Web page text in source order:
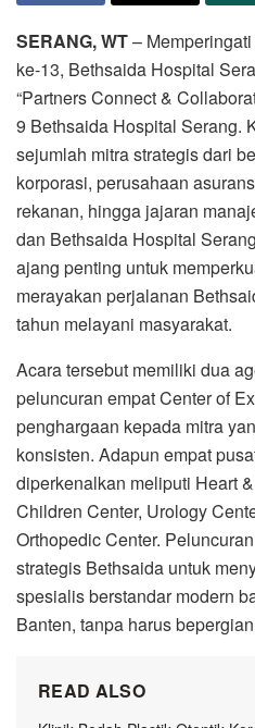
SERANG, WT–
ke-13, Bethsaida Hospital
“Partners Connect &
9 Bethsaida Hospital Serang.
sejumlah mitra strategis dari
korporasi, perusahaan
rekanan, hingga jajaran
dan Bethsaida Hospital
ajang penting untuk
merayakan perjalanan
tahun melayani masyarakat.
Acara tersebut memiliki dua
peluncuran empat Center of
penghargaan kepada mitra
konsisten. Adapun empat
diperkenalkan meliputi Heart
Children Center, Urology
Orthopedic Center.
strategis Bethsaida untuk
spesialis berstandar modern
Banten, tanpa harus
READ ALSO